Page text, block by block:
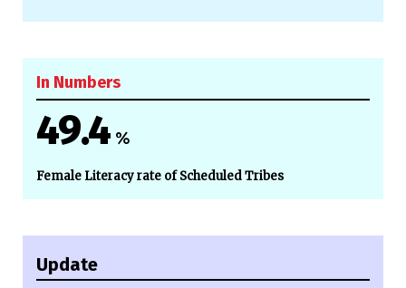
In Numbers
49.4 %
Female Literacy rate of Scheduled Tribes
Update